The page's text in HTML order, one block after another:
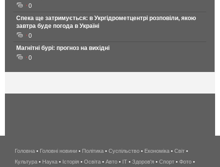
0
Спека ще затримується: в Укргідрометцентрі розповіли, якою
завтра буде погода в Україні
0
Магнітні бурі: прогноз на вихідні
0
беспроводной
интернет
Головна • Головні новини • Політика • Суспільство • Економіка • Світ •
Культура • Наука • Історія • Освіта • Авто • IT • Здоров'я • Спорт • Фото •